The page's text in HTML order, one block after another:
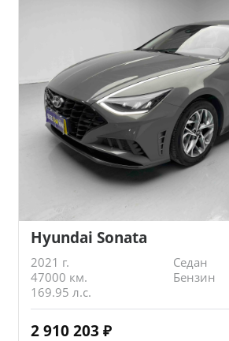
Hyundai Sonata
2021 г.
Седан
47000 км.
Бензин
169.95 л.с.
2 910 203 ₽